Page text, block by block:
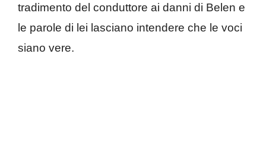
tradimento del conduttore ai danni di Belen e
le parole di lei lasciano intendere che le voci
siano vere.